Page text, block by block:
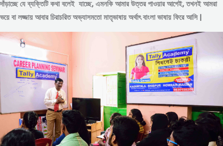
দাঁড়াচ্ছে যে ব্যক্তিটি কথা বলেই যাচ্ছে, এমনকি আমার উত্তর পাওয়ার আগেই, তখনই আমরা
ভয়ে বা লজ্জায় আবার চিরাচরিত অভ্যাসমতো মাতৃভাষায় অর্থাৎ বাংলা ভাষায় ফিরে আসি |